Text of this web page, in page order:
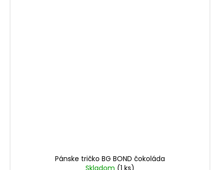
Pánske tričko BG BOND čokoláda